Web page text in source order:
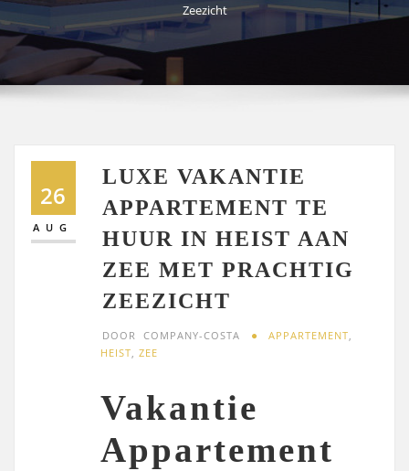
Zeezicht
26
AUG
LUXE VAKANTIE
APPARTEMENT TE
HUUR IN HEIST AAN
ZEE MET PRACHTIG
ZEEZICHT
DOOR COMPANY-COSTA APPARTEMENT
HEIST ,ZEE
Vakantie
Appartement